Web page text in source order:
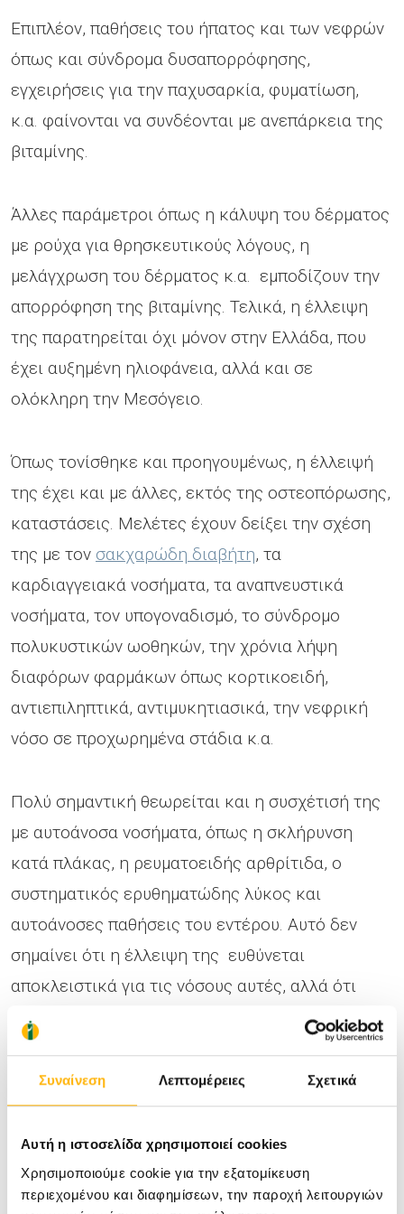
Συναίνεση Λεπτομέρειες Σχετικά
Αυτή η ιστοσελίδα χρησιμοποιεί cookies
Χρησιμοποιούμε cookie για την εξατομίκευση
περιεχομένου και διαφημίσεων, την παροχή λειτουργιών
Επιπλέον, παθήσεις του ήπατος και των νεφρών
όπως και σύνδρομα δυσαπορρόφησης,
εγχειρήσεις για την παχυσαρκία, φυματίωση,
κ.α. φαίνονται να συνδέονται με ανεπάρκεια της
βιταμίνης.
Άλλες παράμετροι όπως η κάλυψη του δέρματος
με ρούχα για θρησκευτικούς λόγους, η
μελάγχρωση του δέρματος κ.α. εμποδίζουν την
απορρόφηση της βιταμίνης. Τελικά, η έλλειψη
της παρατηρείται όχι μόνον στην Ελλάδα, που
έχει αυξημένη ηλιοφάνεια, αλλά και σε
ολόκληρη την Μεσόγειο.
Όπως τονίσθηκε και προηγουμένως, η έλλειψή
της έχει και με άλλες, εκτός της οστεοπόρωσης,
καταστάσεις. Μελέτες έχουν δείξει την σχέση
της με τον σακχαρώδη διαβήτη, τα
καρδιαγγειακά νοσήματα, τα αναπνευστικά
νοσήματα, τον υπογοναδισμό, το σύνδρομο
πολυκυστικών ωοθηκών, την χρόνια λήψη
διαφόρων φαρμάκων όπως κορτικοειδή,
αντιεπιληπτικά, αντιμυκητιασικά, την νεφρική
νόσο σε προχωρημένα στάδια κ.α.
Πολύ σημαντική θεωρείται και η συσχέτισή της
με αυτοάνοσα νοσήματα, όπως η σκλήρυνση
κατά πλάκας, η ρευματοειδής αρθρίτιδα, ο
συστηματικός ερυθηματώδης λύκος και
αυτοάνοσες παθήσεις του εντέρου. Αυτό δεν
σημαίνει ότι η έλλειψη της ευθύνεται
αποκλειστικά για τις νόσους αυτές, αλλά ότι
μπορεί η χορήγηση της να βοηθήσει στην
βελτίωση.
Ακόμη, κάποιες ενθαρρυντικές, αλλά
ανεπιβεβαίωτες, μελέτες δείχνουν πιθανή
βελτίωση της πορείας της νόσου σε ορισμένες
νεοπλασίες με την χορήγηση της βιταμίνης.